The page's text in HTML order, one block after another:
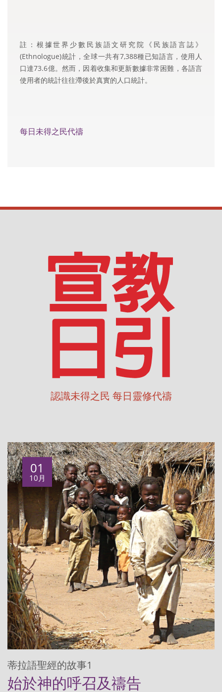
註：根據世界少數民族語文研究院《民族語言誌》
(Ethnologue)統計，全球一共有7,388種已知語言，使用人
口達73.6億。然而，因着收集和更新數據非常困難，各語言
使用者的統計往往滯後於真實的人口統計。
每日未得之民代禱
認識未得之民 每日靈修代禱
蒂拉語聖經的故事1
始於神的呼召及禱告
01
10月